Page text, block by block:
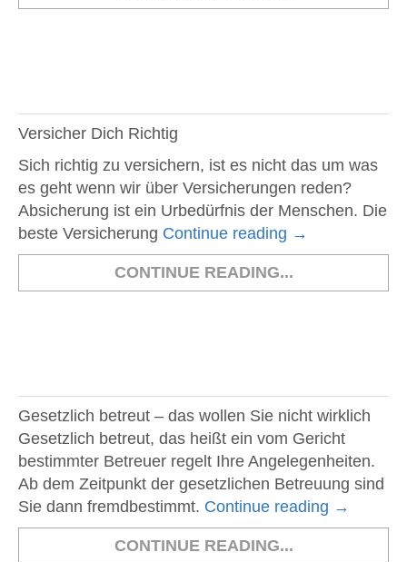
Versicher Dich Richtig
Sich richtig zu versichern, ist es nicht das um was
es geht wenn wir über Versicherungen reden?
Absicherung ist ein Urbedürfnis der Menschen. Die
beste Versicherung Continue reading →
CONTINUE READING...
Gesetzlich betreut – das wollen Sie nicht wirklich
Gesetzlich betreut, das heißt ein vom Gericht
bestimmter Betreuer regelt Ihre Angelegenheiten.
Ab dem Zeitpunkt der gesetzlichen Betreuung sind
Sie dann fremdbestimmt. Continue reading →
CONTINUE READING...